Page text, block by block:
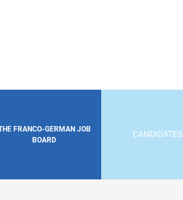
FRANCO-GERMAN JOB
BOARD
CANDIDATES